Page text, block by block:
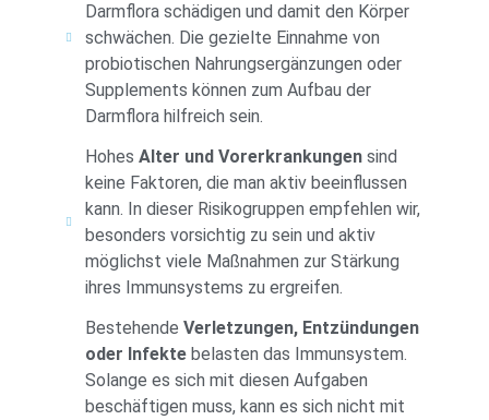
Darmflora schädigen und damit den Körper
schwächen. Die gezielte Einnahme von
probiotischen Nahrungsergänzungen oder
Supplements können zum Aufbau der
Darmflora hilfreich sein.
Hohes Alter und Vorerkrankungensind
keine Faktoren, die man aktiv beeinflussen
kann. In dieser Risikogruppen empfehlen wir,
besonders vorsichtig zu sein und aktiv
möglichst viele Maßnahmen zur Stärkung
ihres Immunsystems zu ergreifen.
Bestehende Verletzungen, Entzündungen
oder Infektebelasten das Immunsystem.
Solange es sich mit diesen Aufgaben
beschäftigen muss, kann es sich nicht mit